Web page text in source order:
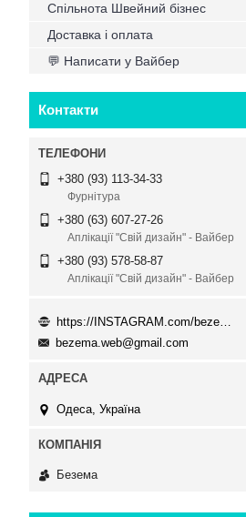
Спільнота Швейний бізнес
Доставка і оплата
💬 Написати у Вайбер
Контакти
+380 (93) 113-34-33
Фурнітура
+380 (63) 607-27-26
Аплікації "Свій дизайн" - Вайбер
+380 (93) 578-58-87
Аплікації "Свій дизайн" - Вайбер
bezema.web@gmail.com
Одеса, Україна
Безема